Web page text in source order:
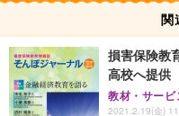
関
損害保険教
高校へ提供
教材・サービ
2021.2.19(金)